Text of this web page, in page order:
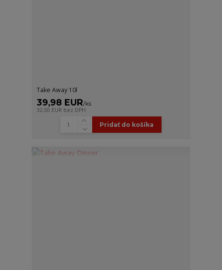
Take Away 10l
39,98 EUR/ks
32,50 EUR bez DPH
Pridať do košíka